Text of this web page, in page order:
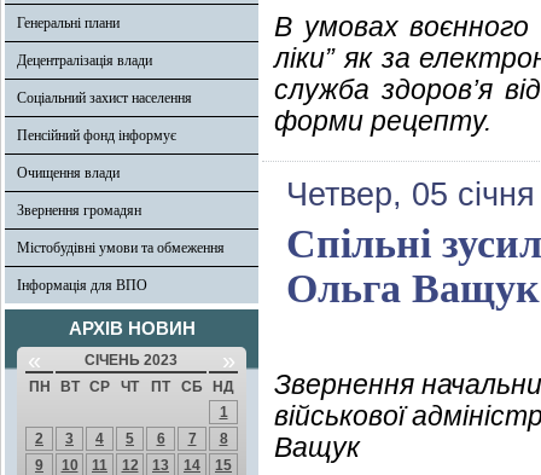
Генеральні плани
Децентралізація влади
Соціальний захист населення
Пенсійний фонд інформує
Очищення влади
Звернення громадян
Містобудівні умови та обмеження
Інформація для ВПО
АРХІВ НОВИН
« СІЧЕНЬ 2023 »
ПН ВТ СР ЧТ ПТ СБ
НД
1
2
3 4 5 6 7
8
9
10 11 12 13 14
15
В умовах
ліки” як за
служба здоров’я
форми рецепту.
Четвер, 05
Спільні
Ольга Ващук
Звернення
військової
Ващук